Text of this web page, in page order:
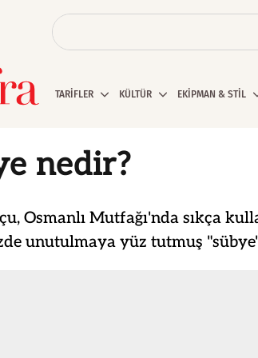
TARİFLER KÜLTÜR EKİPMAN & STİL
nedir?
Osmanlı Mutfağı'nda sıkça
unutulmaya yüz tutmuş